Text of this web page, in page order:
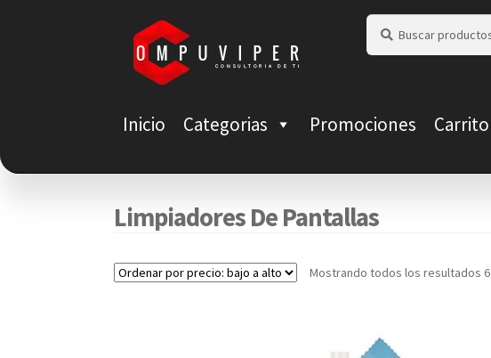
Saltar
navegación
contenido
Buscar
por:
Buscar
Inicio Categorias Promociones Carrito
Limpiadores De Pantallas
Mostrando todos los resultados 6